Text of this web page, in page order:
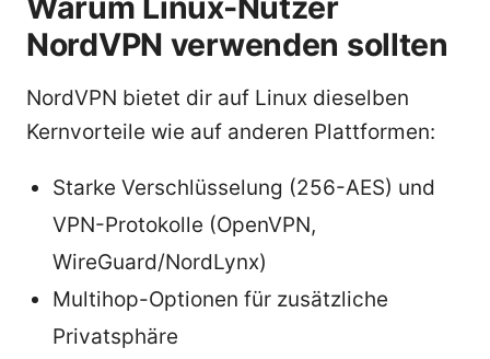
NordVPN verwenden sollten
NordVPN bietet dir auf Linux dieselben
Kernvorteile wie auf anderen Plattformen:
Starke Verschlüsselung (256-AES) und
VPN-Protokolle (OpenVPN,
WireGuard/NordLynx)
Multihop-Optionen für zusätzliche
Privatsphäre